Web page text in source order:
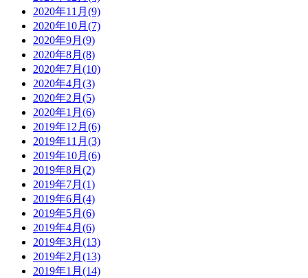
2020年11月(9)
2020年10月(7)
2020年9月(9)
2020年8月(8)
2020年7月(10)
2020年4月(3)
2020年2月(5)
2020年1月(6)
2019年12月(6)
2019年11月(3)
2019年10月(6)
2019年8月(2)
2019年7月(1)
2019年6月(4)
2019年5月(6)
2019年4月(6)
2019年3月(13)
2019年2月(13)
2019年1月(14)